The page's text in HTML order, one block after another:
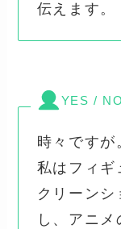
伝えます。
YES / NO
時々ですが
私はフィギ
クリーン
し、アニ